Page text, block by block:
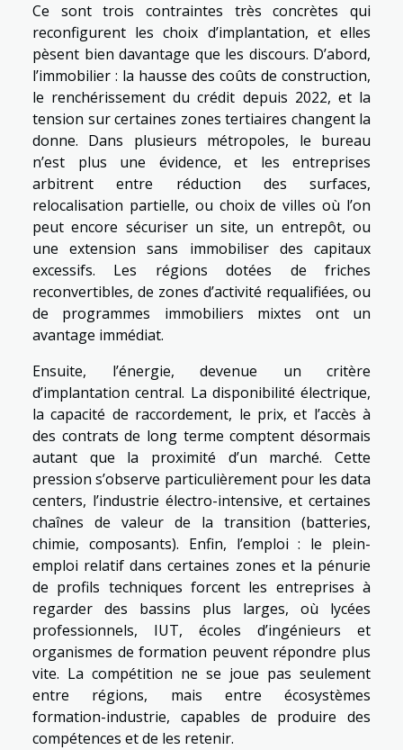
Ce sont trois contraintes très concrètes qui
reconfigurent les choix d’implantation, et elles
pèsent bien davantage que les discours. D’abord,
l’immobilier : la hausse des coûts de construction,
le renchérissement du crédit depuis 2022, et la
tension sur certaines zones tertiaires changent la
donne. Dans plusieurs métropoles, le bureau
n’est plus une évidence, et les entreprises
arbitrent entre réduction des surfaces,
relocalisation partielle, ou choix de villes où l’on
peut encore sécuriser un site, un entrepôt, ou
une extension sans immobiliser des capitaux
excessifs. Les régions dotées de friches
reconvertibles, de zones d’activité requalifiées, ou
de programmes immobiliers mixtes ont un
avantage immédiat.
Ensuite, l’énergie, devenue un critère
d’implantation central. La disponibilité électrique,
la capacité de raccordement, le prix, et l’accès à
des contrats de long terme comptent désormais
autant que la proximité d’un marché. Cette
pression s’observe particulièrement pour les data
centers, l’industrie électro-intensive, et certaines
chaînes de valeur de la transition (batteries,
chimie, composants). Enfin, l’emploi : le plein-
emploi relatif dans certaines zones et la pénurie
de profils techniques forcent les entreprises à
regarder des bassins plus larges, où lycées
professionnels, IUT, écoles d’ingénieurs et
organismes de formation peuvent répondre plus
vite. La compétition ne se joue pas seulement
entre régions, mais entre écosystèmes
formation-industrie, capables de produire des
compétences et de les retenir.